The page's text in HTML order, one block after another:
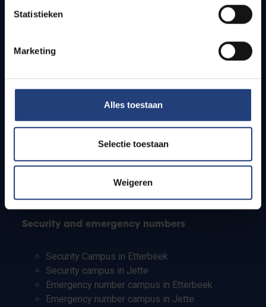
Statistieken
Marketing
Alles toestaan
Selectie toestaan
Weigeren
How to get to the VUB campuses
Students
PhD students
Teachers and secondary schools
Working students
Security and emergency numbers
Security Campus in Etterbeek
Security campus in Jette
Emergency number campus in Etterbeek
Emergency number campus in Jette